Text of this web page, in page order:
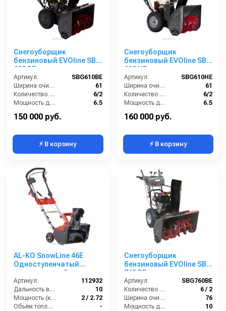
Снегоуборщик
бензиновый EVOline SBG
610 BE
Артикул:
SBG610BE
Ширина очистки (см):
61
Количество скоростей (вперед/назад):
6/2
Мощность двигателя (лс):
6.5
150 000 руб.
⚡ В корзину
Снегоуборщик
бензиновый EVOline SBG
610 HE
Артикул:
SBG610HE
Ширина очистки (см):
61
Количество скоростей (вперед/назад):
6/2
Мощность двигателя (лс):
6.5
160 000 руб.
⚡ В корзину
AL-KO SnowLine 46E
Одноступенчатый
электрический
снегоуборщик
Артикул:
112932
Дальность выброса снега (м):
10
Мощность (кВт/лс):
2 / 2.72
Объём топливного бака (л):
-
Снегоуборщик
бензиновый EVOline SBG
760 BE
Артикул:
SBG760BE
Количество скоростей (вперед/назад):
6 / 2
Ширина очистки (см):
76
Мощность двигателя (лс):
10